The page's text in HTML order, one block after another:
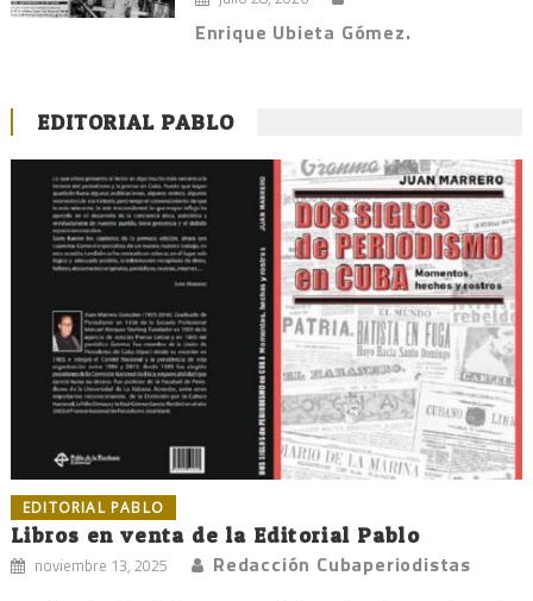
Enrique Ubieta Gómez.
EDITORIAL PABLO
EDITORIAL PABLO
Libros en venta de la Editorial Pablo
noviembre 13, 2025 Redacción Cubaperiodistas